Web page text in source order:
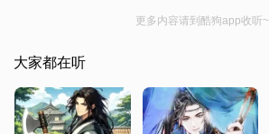
更多内容请到酷狗app收听~
大家都在听